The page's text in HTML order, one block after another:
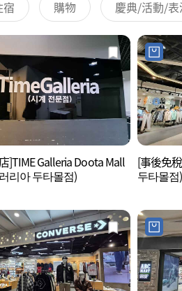
宿 購物 慶典/活動/表
]TIME Galleria Doota Mall
리아 두타몰점)
[事後免
두타몰점)